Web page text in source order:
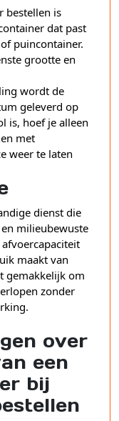
bestellen is
dat past
puincontainer.
grootte en
wordt de
geleverd op
is, hoef je alleen
met
weer te laten
dienst die
milieubewuste
maakt van
gemakkelijk om
zonder
over
een
bij